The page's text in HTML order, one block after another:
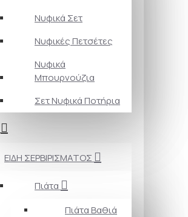
Νυφικά Σετ
Νυφικές Πετσέτες
Νυφικά
Μπουρνούζια
Σετ Νυφικά Ποτήρια
ΕΙΔΗ ΣΕΡΒΙΡΙΣΜΑΤΟΣ
Πιάτα
Πιάτα Βαθιά